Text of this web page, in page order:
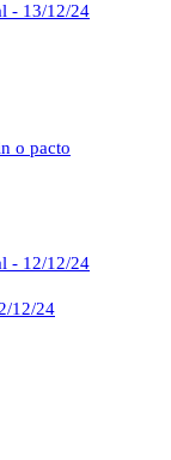
- 13/12/24
o pacto
- 12/12/24
12/24